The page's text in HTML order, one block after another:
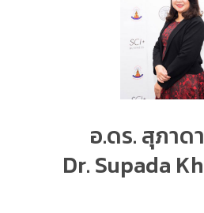
อ.ดร. สุภาด
Dr. Supada